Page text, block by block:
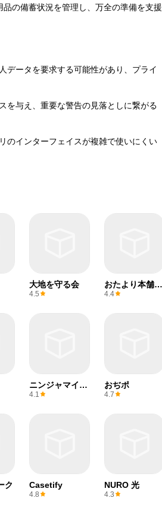
の備蓄状況を管理し、万全の準備を支援
データを要求する可能性があり、プライ
を与え、重要な警告の見落としに繋がる
のインターフェイスが複雑で使いにくい
大地を守る会
4.5
おたより本舗
2026
4.4
ニンジャマイル
ズ
4.1
おぢポ
4.7
ク Casetify
4.8
NURO 光
4.3